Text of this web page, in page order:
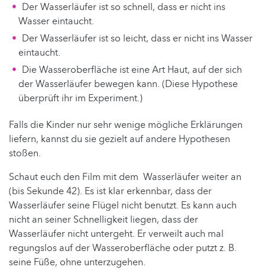
Der Wasserläufer ist so schnell, dass er nicht ins
Wasser eintaucht.
Der Wasserläufer ist so leicht, dass er nicht ins Wasser
eintaucht.
Die Wasseroberfläche ist eine Art Haut, auf der sich
der Wasserläufer bewegen kann. (Diese Hypothese
überprüft ihr im Experiment.)
Falls die Kinder nur sehr wenige mögliche Erklärungen
liefern, kannst du sie gezielt auf andere Hypothesen
stoßen.
Schaut euch den Film mit dem Wasserläufer weiter an
(bis Sekunde 42). Es ist klar erkennbar, dass der
Wasserläufer seine Flügel nicht benutzt. Es kann auch
nicht an seiner Schnelligkeit liegen, dass der
Wasserläufer nicht untergeht. Er verweilt auch mal
regungslos auf der Wasseroberfläche oder putzt z. B.
seine Füße, ohne unterzugehen.